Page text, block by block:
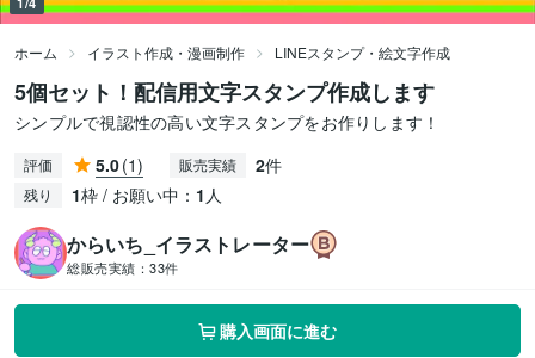
ホーム イラスト作成・漫画制作 LINEスタンプ・絵文字作成
5個セット！配信用文字スタンプ作成します
シンプルで視認性の高い文字スタンプをお作りします！
評価 5.0(1) 販売実績 2件
残り 1枠 / お願い中： 1 人
からいち_イラストレーター
総販売実績： 33件
購入画面に進む